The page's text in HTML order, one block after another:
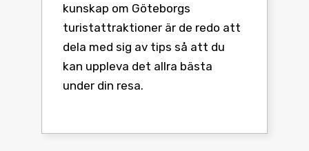
kunskap om Göteborgs
turistattraktioner är de redo att
dela med sig av tips så att du
kan uppleva det allra bästa
under din resa.